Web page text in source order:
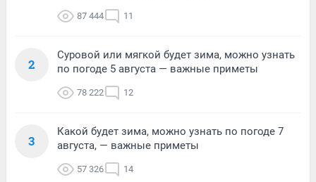
87 444 11
2
Суровой или мягкой будет зима, можно узнать
по погоде 5 августа — важные приметы
78 222 12
3
Какой будет зима, можно узнать по погоде 7
августа, — важные приметы
57 326 14